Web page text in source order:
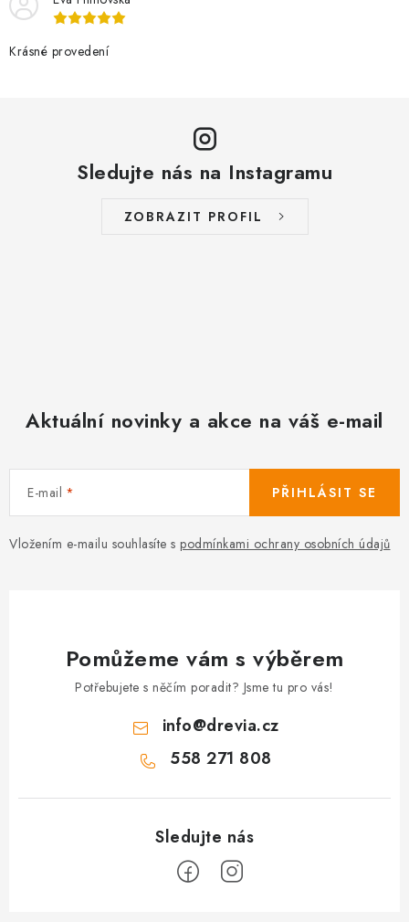
Krásné provedení
Sledujte nás na Instagramu
ZOBRAZIT PROFIL
Aktuální novinky a akce na váš e-mail
E-mail
Vložením e-mailu souhlasíte s podmínkami ochrany osobních údajů
PŘIHLÁSIT SE
Pomůžeme vám s výběrem
Potřebujete s něčím poradit? Jsme tu pro vás!
info@drevia.cz
558 271 808